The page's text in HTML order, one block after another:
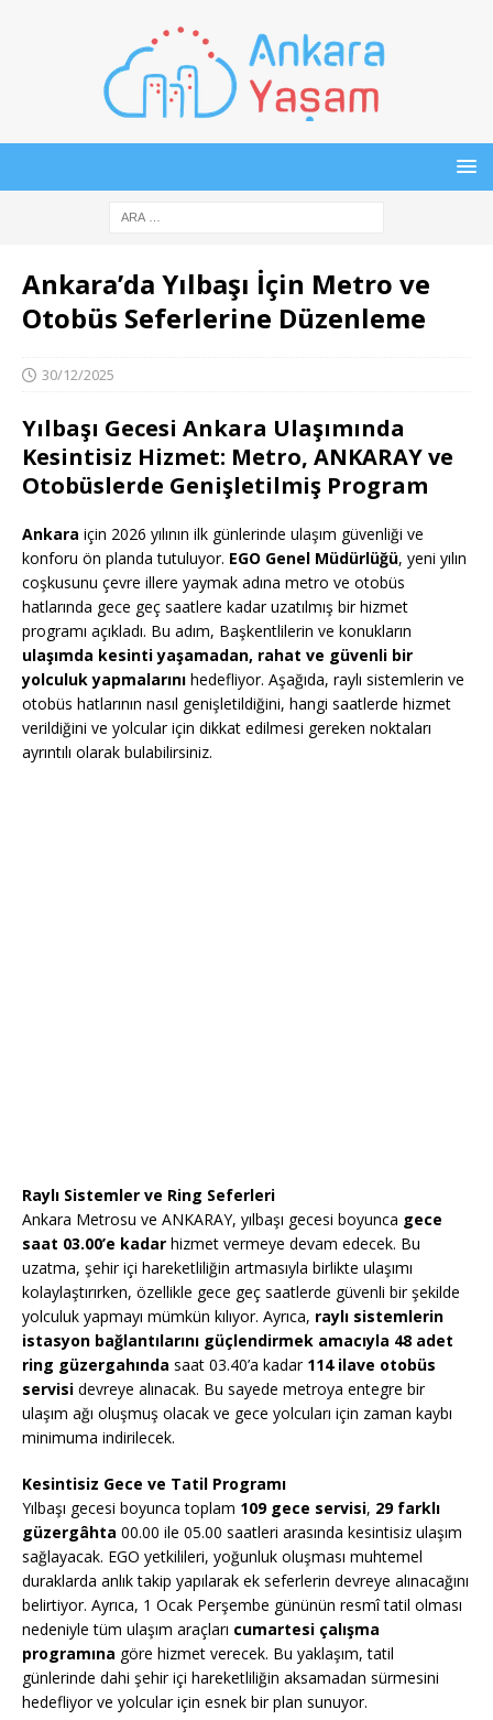
Ankara’da Yılbaşı İçin Metro ve
Otobüs Seferlerine Düzenleme
30/12/2025
Yılbaşı Gecesi Ankara Ulaşımında
Kesintisiz Hizmet: Metro, ANKARAY ve
Otobüslerde Genişletilmiş Program
Ankara için 2026 yılının ilk günlerinde ulaşım güvenliği ve
konforu ön planda tutuluyor. EGO Genel Müdürlüğü, yeni yılın
coşkusunu çevre illere yaymak adına metro ve otobüs
hatlarında gece geç saatlere kadar uzatılmış bir hizmet
programı açıkladı. Bu adım, Başkentlilerin ve konukların
ulaşımda kesinti yaşamadan, rahat ve güvenli bir
yolculuk yapmalarını hedefliyor. Aşağıda, raylı sistemlerin ve
otobüs hatlarının nasıl genişletildiğini, hangi saatlerde hizmet
verildiğini ve yolcular için dikkat edilmesi gereken noktaları
ayrıntılı olarak bulabilirsiniz.
Raylı Sistemler ve Ring Seferleri
Ankara Metrosu ve ANKARAY, yılbaşı gecesi boyunca gece
saat 03.00’e kadar hizmet vermeye devam edecek. Bu
uzatma, şehir içi hareketliliğin artmasıyla birlikte ulaşımı
kolaylaştırırken, özellikle gece geç saatlerde güvenli bir şekilde
yolculuk yapmayı mümkün kılıyor. Ayrıca, raylı sistemlerin
istasyon bağlantılarını güçlendirmek amacıyla 48 adet
ring güzergahında saat 03.40’a kadar 114 ilave otobüs
servisi devreye alınacak. Bu sayede metroya entegre bir
ulaşım ağı oluşmuş olacak ve gece yolcuları için zaman kaybı
minimuma indirilecek.
Kesintisiz Gece ve Tatil Programı
Yılbaşı gecesi boyunca toplam 109 gece servisi, 29 farklı
güzergâhta 00.00 ile 05.00 saatleri arasında kesintisiz ulaşım
sağlayacak. EGO yetkilileri, yoğunluk oluşması muhtemel
duraklarda anlık takip yapılarak ek seferlerin devreye alınacağını
belirtiyor. Ayrıca, 1 Ocak Perşembe gününün resmî tatil olması
nedeniyle tüm ulaşım araçları cumartesi çalışma
programına göre hizmet verecek. Bu yaklaşım, tatil
günlerinde dahi şehir içi hareketliliğin aksamadan sürmesini
hedefliyor ve yolcular için esnek bir plan sunuyor.